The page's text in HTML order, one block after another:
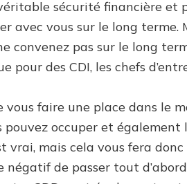
sécurité financière et
avec vous sur le long terme.
pas sur le long
pour des CDI, les chefs
vous faire une place dans le
occuper et également
vrai, mais cela vous fera
négatif de passer tout